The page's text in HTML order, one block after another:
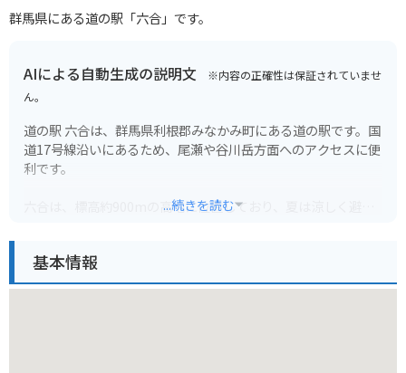
群馬県にある道の駅「六合」です。
AIによる自動生成の説明文 ※内容の正確性は保証されていませ
ん。
道の駅 六合は、群馬県利根郡みなかみ町にある道の駅です。国
道17号線沿いにあるため、尾瀬や谷川岳方面へのアクセスに便
利です。
六合は、標高約900mの高地に位置しており、夏は涼しく避暑
ることができます。また、六合茶屋では、地元で採れた山菜を
使ったそばやうどん、イワナ料理などが味わえます。
...続きを読む
基本情報